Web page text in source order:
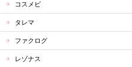
コスメビ
タレマ
ファクログ
レゾナス